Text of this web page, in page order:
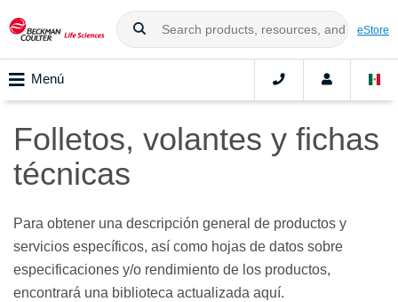
eStore
Menú
Folletos, volantes y fichas
técnicas
Para obtener una descripción general de productos y
servicios específicos, así como hojas de datos sobre
especificaciones y/o rendimiento de los productos,
encontrará una biblioteca actualizada aquí.